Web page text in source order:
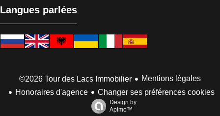
Langues parlées
©2026 Tour des Lacs Immobilier
Mentions légales
Honoraires d'agence
Changer ses préférences cookies
Design by
Apimo™